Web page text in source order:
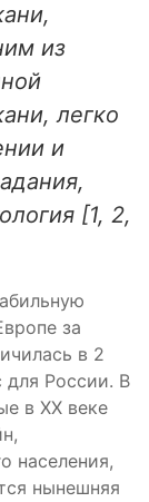
из
легко
и
[1, 2,
за
в 2
для России. В
в ХХ веке
населения,
нынешняя